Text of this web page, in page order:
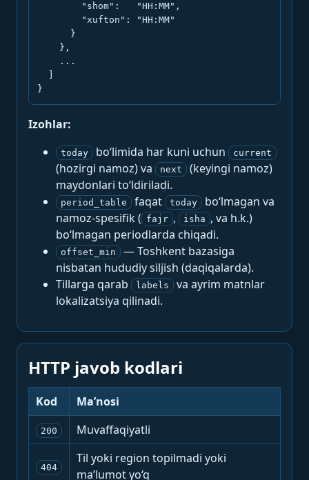
        "shom":   "HH:MM",
        "xufton": "HH:MM"
      }
    },
    ...
}
Izohlar:
today bo‘limida har kuni uchun current
(hozirgi namoz) va next
(keyingi namoz)
maydonlari to‘ldiriladi.
period_table faqat today
bo‘lmagan va
namoz-spesifik ( fajr , isha , va h.k.)
bo‘lmagan periodlarda chiqadi.
offset_min
— Toshkent bazasiga
nisbatan hududiy siljish (daqiqalarda).
Tillarga qarab
labels
va ayrim matnlar
lokalizatsiya qilinadi.
HTTP javob kodlari
Kod Ma’nosi
200 Muvaffaqiyatli
404
Til yoki region topilmadi yoki
ma’lumot yo‘q